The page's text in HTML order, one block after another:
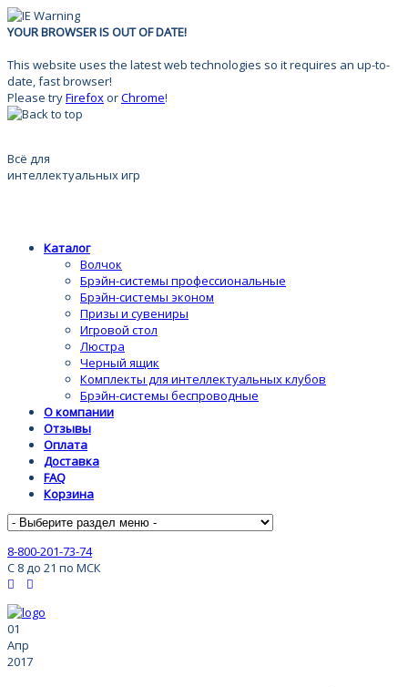
YOUR BROWSER IS OUT OF DATE!
This website uses the latest web technologies so it requires an up-to-
date, fast browser!
Please tryFirefoxorChrome!
Всё для
интеллектуальных игр
Каталог
Волчок
Брэйн-системы профессиональные
Брэйн-системы эконом
Призы и сувениры
Игровой стол
Люстра
Черный ящик
Комплекты для интеллектуальных клубов
Брэйн-системы беспроводные
О компании
Отзывы
Оплата
Доставка
FAQ
Корзина
8-800-201-73-74
С 8 до 21 по МСК
01
Апр
2017